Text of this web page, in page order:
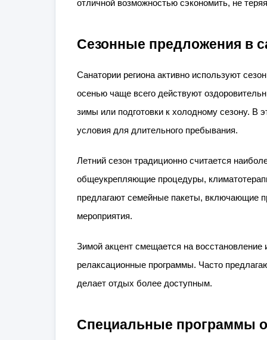
отличной возможностью сэкономить, не
Сезонные предложения в
Санатории региона активно используют
осенью чаще всего действуют
зимы или подготовки к холодному сезону. В
условия для длительного пребывания.
Летний сезон традиционно считается
общеукрепляющие процедуры,
предлагают семейные пакеты, включающие
мероприятия.
Зимой акцент смещается на восстановление
релаксационные программы. Часто
делает отдых более доступным.
Специальные программы